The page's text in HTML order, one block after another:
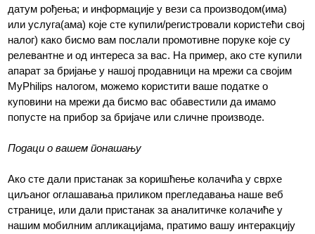
датум рођења; и информације у вези са производом(има)
или услуга(ама) које сте купили/регистровали користећи свој
налог) како бисмо вам послали промотивне поруке које су
релевантне и од интереса за вас. На пример, ако сте купили
апарат за бријање у нашој продавници на мрежи са својим
MyPhilips налогом, можемо користити ваше податке о
куповини на мрежи да бисмо вас обавестили да имамо
попусте на прибор за бријаче или сличне производе.
Подаци о вашем понашању
Ако сте дали пристанак за коришћење колачића у сврхе
циљаног оглашавања приликом прегледавања наше веб
странице, или дали пристанак за аналитичке колачиће у
нашим мобилним апликацијама, пратимо вашу интеракцију